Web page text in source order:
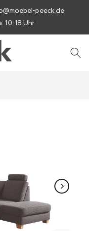
peeck.de
10-18 Uhr